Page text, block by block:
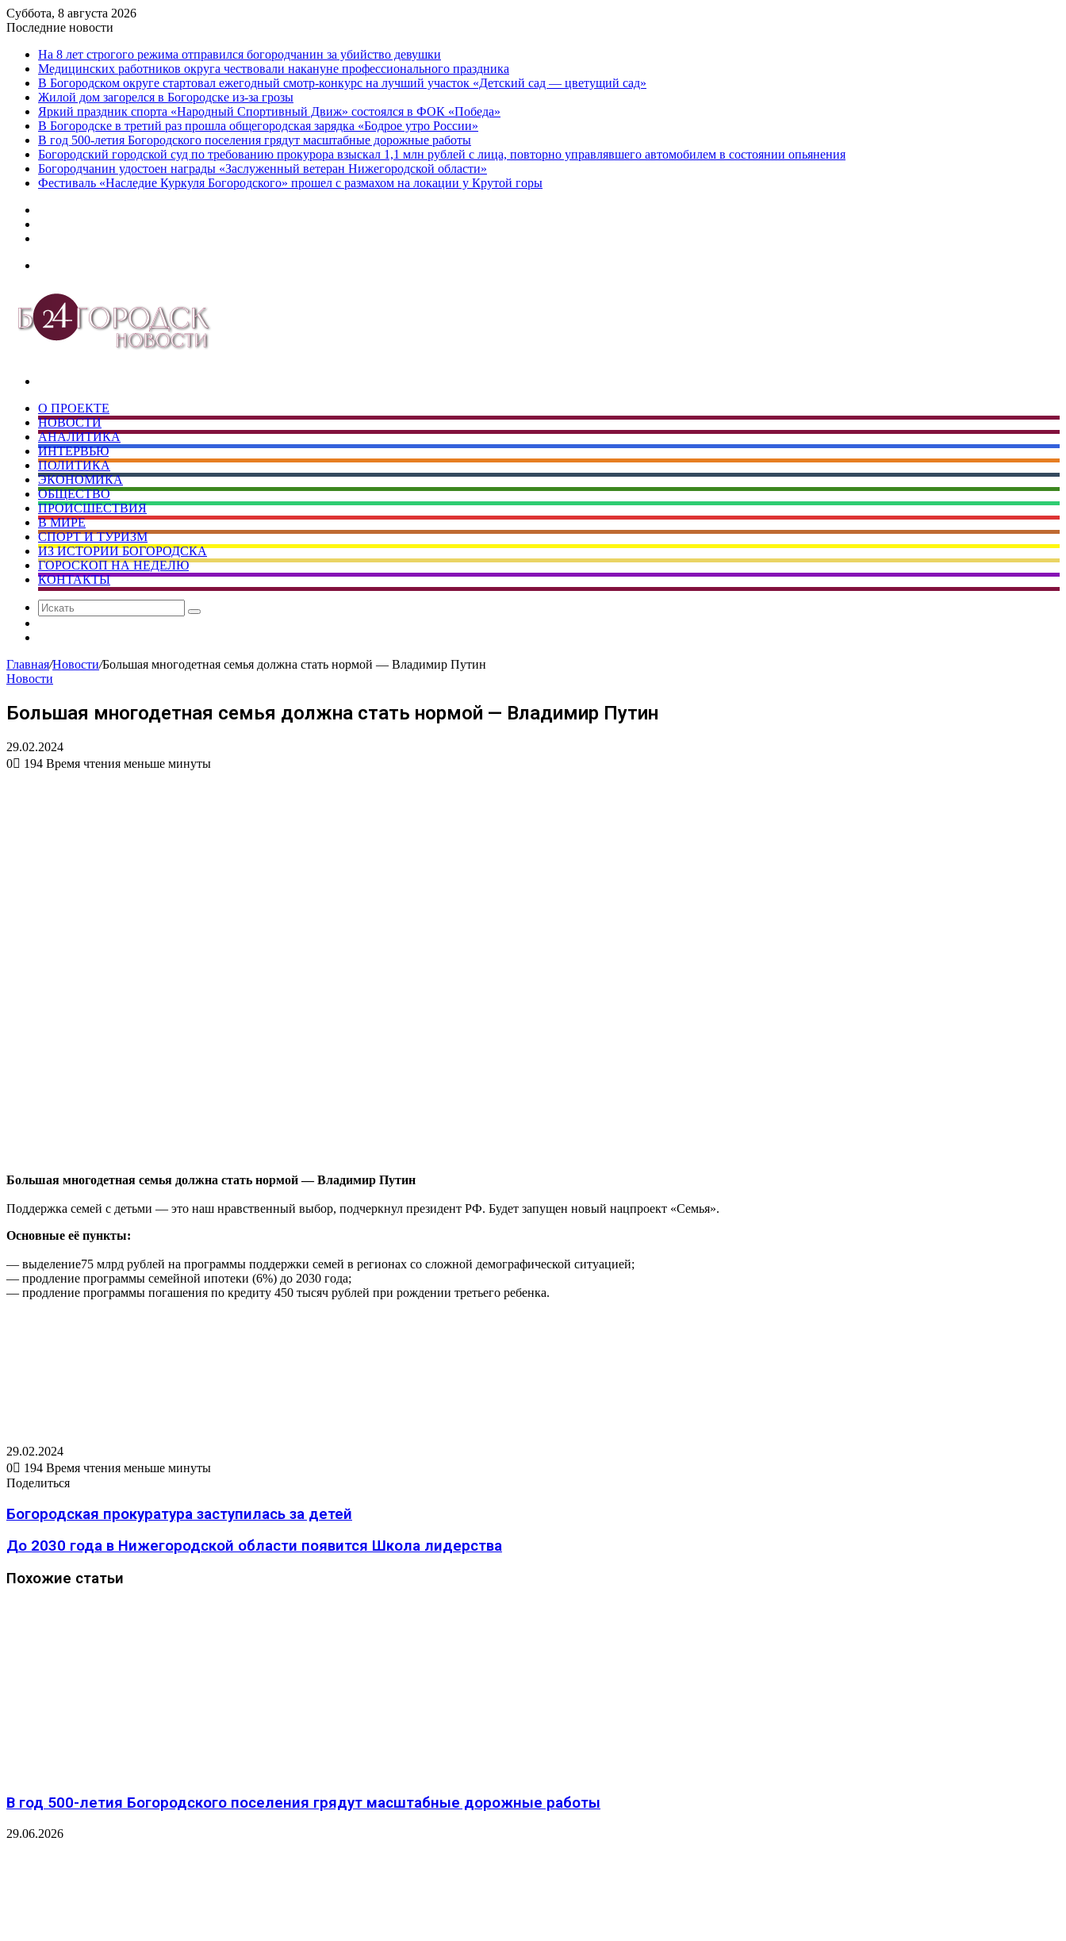
Суббота, 8 августа 2026
Последние новости
На 8 лет строгого режима отправился богородчанин за убийство девушки
Медицинских работников округа чествовали накануне профессионального праздника
В Богородском округе стартовал ежегодный смотр-конкурс на лучший участок «Детский сад — цветущий сад»
Жилой дом загорелся в Богородске из-за грозы
Яркий праздник спорта «Народный Спортивный Движ» состоялся в ФОК «Победа»
В Богородске в третий раз прошла общегородская зарядка «Бодрое утро России»
В год 500-летия Богородского поселения грядут масштабные дорожные работы
️Богородский городской суд по требованию прокурора взыскал 1,1 млн рублей с лица, повторно управлявшего автомобилем в состоянии опьянения
Богородчанин удостоен награды «Заслуженный ветеран Нижегородской области»
Фестиваль «Наследие Куркуля Богородского» прошел с размахом на локации у Крутой горы
О ПРОЕКТЕ
НОВОСТИ
АНАЛИТИКА
ИНТЕРВЬЮ
ПОЛИТИКА
ЭКОНОМИКА
ОБЩЕСТВО
ПРОИСШЕСТВИЯ
В МИРЕ
СПОРТ И ТУРИЗМ
ИЗ ИСТОРИИ БОГОРОДСКА
ГОРОСКОП НА НЕДЕЛЮ
КОНТАКТЫ
Искать
Главная/Новости/Большая многодетная семья должна стать нормой — Владимир Путин
Новости
Большая многодетная семья должна стать нормой — Владимир Путин
29.02.2024
0
194 Время чтения меньше минуты
Большая многодетная семья должна стать нормой — Владимир Путин
Поддержка семей с детьми — это наш нравственный выбор, подчеркнул президент РФ. Будет запущен новый нацпроект «Семья».
Основные её пункты:
— выделение75 млрд рублей на программы поддержки семей в регионах со сложной демографической ситуацией;
— продление программы семейной ипотеки (6%) до 2030 года;
— продление программы погашения по кредиту 450 тысяч рублей при рождении третьего ребенка.
29.02.2024
0
194 Время чтения меньше минуты
Вконтакте
Одноклассники
WhatsApp
Telegram
Viber
Поделиться
электронную
почту
Печатать
Поделиться
через
электронную
почту
Богородская прокуратура заступилась за детей
До 2030 года в Нижегородской области появится Школа лидерства
Похожие статьи
В год 500-летия Богородского поселения грядут масштабные дорожные работы
29.06.2026